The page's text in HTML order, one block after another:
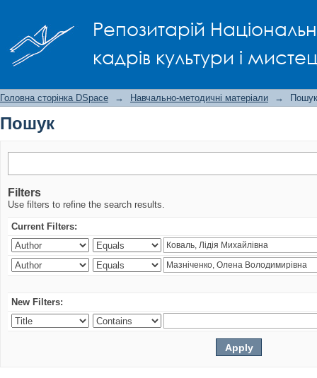
Репозитарій
кадрів культури і
Головна сторінка DSpace → Навчально-методичні матеріали → Пошук
Пошук
Filters
Use filters to refine the search results.
Current Filters:
New Filters: